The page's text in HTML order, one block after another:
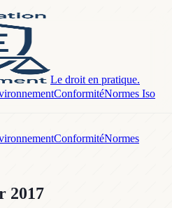
Le droit en pratique.
ConformitéNormes Iso
ConformitéNormes
2017